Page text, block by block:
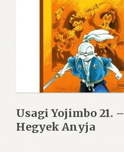
Usagi Yojimbo 21. –
Hegyek Anyja